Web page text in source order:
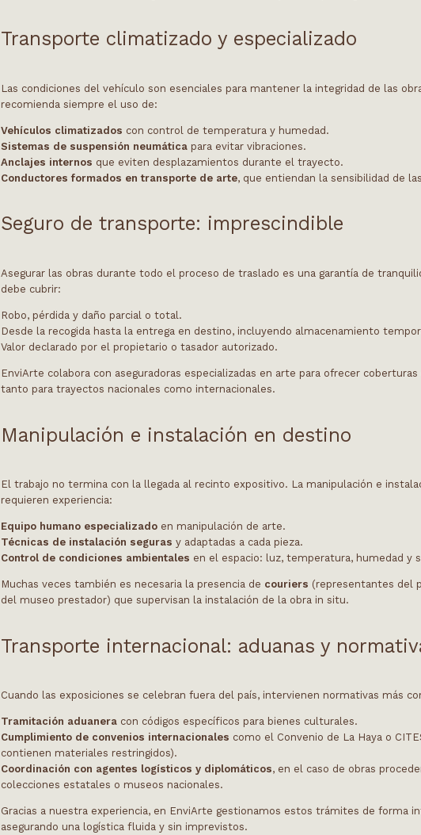
Transporte climatizado y especializado
Las condiciones del vehículo son esenciales para mantener la integridad de las
recomienda siempre el uso de:
Vehículos climatizados con control de temperatura y humedad.
Sistemas de suspensión neumática para evitar vibraciones.
Anclajes internos que eviten desplazamientos durante el trayecto.
Conductores formados en transporte de arte, que entiendan la sensibilidad de
Seguro de transporte: imprescindible
Asegurar las obras durante todo el proceso de traslado es una garantía de
debe cubrir:
Robo, pérdida y daño parcial o total.
Desde la recogida hasta la entrega en destino, incluyendo almacenamiento
Valor declarado por el propietario o tasador autorizado.
EnviArte colabora con aseguradoras especializadas en arte para ofrecer
tanto para trayectos nacionales como internacionales.
Manipulación e instalación en destino
El trabajo no termina con la llegada al recinto expositivo. La manipulación e
requieren experiencia:
Equipo humano especializado en manipulación de arte.
Técnicas de instalación seguras y adaptadas a cada pieza.
Control de condiciones ambientales en el espacio: luz, temperatura, humedad y
Muchas veces también es necesaria la presencia de couriers (representantes del
del museo prestador) que supervisan la instalación de la obra in situ.
Transporte internacional: aduanas y
Cuando las exposiciones se celebran fuera del país, intervienen normativas más
Tramitación aduanera con códigos específicos para bienes culturales.
Cumplimiento de convenios internacionales como el Convenio de La Haya o
contienen materiales restringidos).
Coordinación con agentes logísticos y diplomáticos, en el caso de obras
colecciones estatales o museos nacionales.
Gracias a nuestra experiencia, en EnviArte gestionamos estos trámites de forma
asegurando una logística fluida y sin imprevistos.